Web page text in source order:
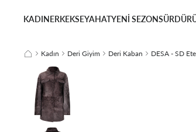
KADINERKEKSEYAHATYENİ SEZON
Kadın Deri Giyim Deri Kaban DESA - SD